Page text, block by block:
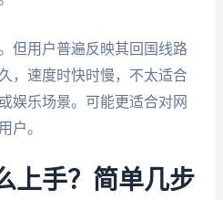
但用户普遍反映其回国线路
，速度时快时慢，不太适合
娱乐场景。可能更适合对网
户。
上手？简单几步